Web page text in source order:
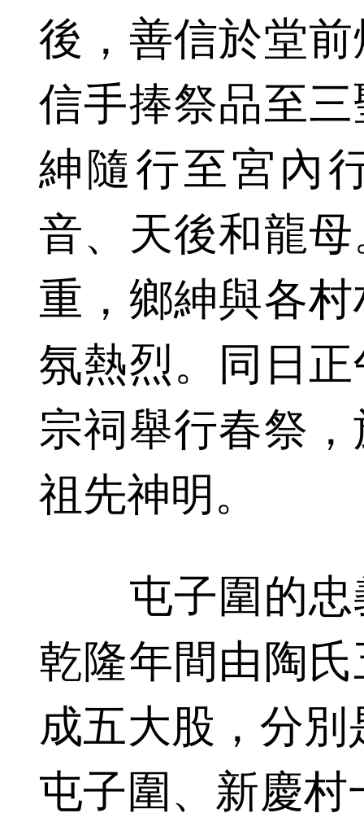
後，善信於堂
信手捧祭品至
紳隨行至宮內
音、天後和龍
重，鄉紳與各
氛熱烈。同日
宗祠舉行春祭
祖先神明。
屯子圍的忠
乾隆年間由陶
成五大股，分
屯子圍、新慶